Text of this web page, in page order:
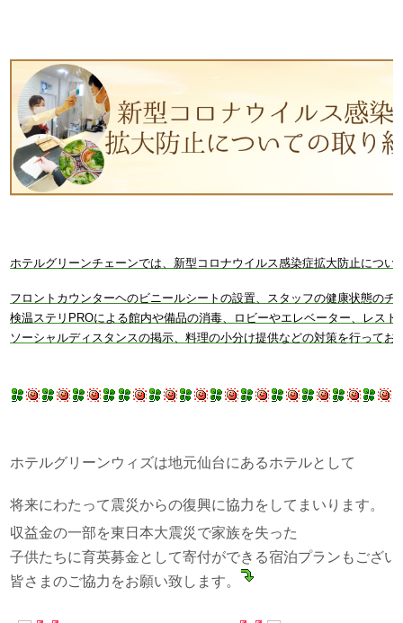
ホテルグリーンチェーンでは、新型コロナウイルス感染症拡大防止につい
フロントカウンターヘのビニールシートの設置、スタッフの健康状態のチ
検温ステリPROによる館内や備品の消毒、ロビーやエレベーター、レスト
ソーシャルディスタンスの掲示、料理の小分け提供などの対策を行ってお
ホテルグリーンウィズは地元仙台にあるホテルとして
将来にわたって震災からの復興に協力をしてまいります。
収益金の一部を東日本大震災で家族を失った
子供たちに育英募金として寄付ができる宿泊プランもござい
皆さまのご協力をお願い致します。